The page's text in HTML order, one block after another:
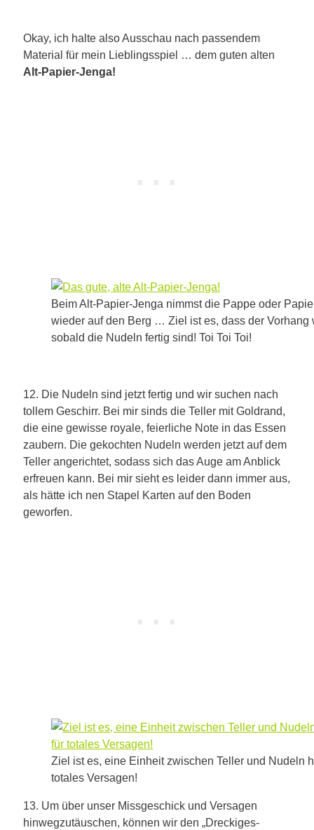
Okay, ich halte also Ausschau nach passendem
Material für mein Lieblingsspiel … dem guten alten
Alt-Papier-Jenga!
Beim Alt-Papier-Jenga nimmst die Pappe oder
wieder auf den Berg … Ziel ist es, dass der Vorhang
sobald die Nudeln fertig sind! Toi Toi Toi!
12. Die Nudeln sind jetzt fertig und wir suchen nach
tollem Geschirr. Bei mir sinds die Teller mit Goldrand,
die eine gewisse royale, feierliche Note in das Essen
zaubern. Die gekochten Nudeln werden jetzt auf dem
Teller angerichtet, sodass sich das Auge am Anblick
erfreuen kann. Bei mir sieht es leider dann immer aus,
als hätte ich nen Stapel Karten auf den Boden
geworfen.
Ziel ist es, eine Einheit zwischen Teller und Nudeln
totales Versagen!
13. Um über unser Missgeschick und Versagen
hinwegzutäuschen, können wir den „Dreckiges-